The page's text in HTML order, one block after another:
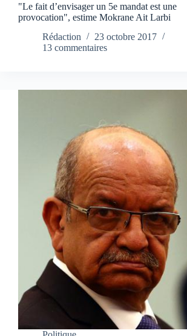
"Le fait d’envisager un 5e mandat est une
provocation", estime Mokrane Ait Larbi
Rédaction
23 octobre 2017
13 commentaires